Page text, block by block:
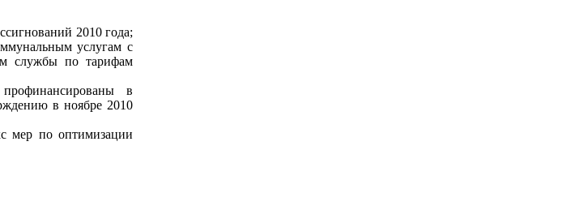
2010 года;
услугам с
службы по тарифам
в
в ноябре 2010
мер по оптимизации